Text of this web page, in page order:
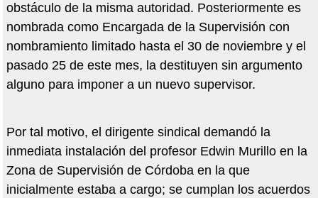
obstáculo de la misma autoridad. Posteriormente es
nombrada como Encargada de la Supervisión con
nombramiento limitado hasta el 30 de noviembre y el
pasado 25 de este mes, la destituyen sin argumento
alguno para imponer a un nuevo supervisor.
Por tal motivo, el dirigente sindical demandó la
inmediata instalación del profesor Edwin Murillo en la
Zona de Supervisión de Córdoba en la que
inicialmente estaba a cargo; se cumplan los acuerdos